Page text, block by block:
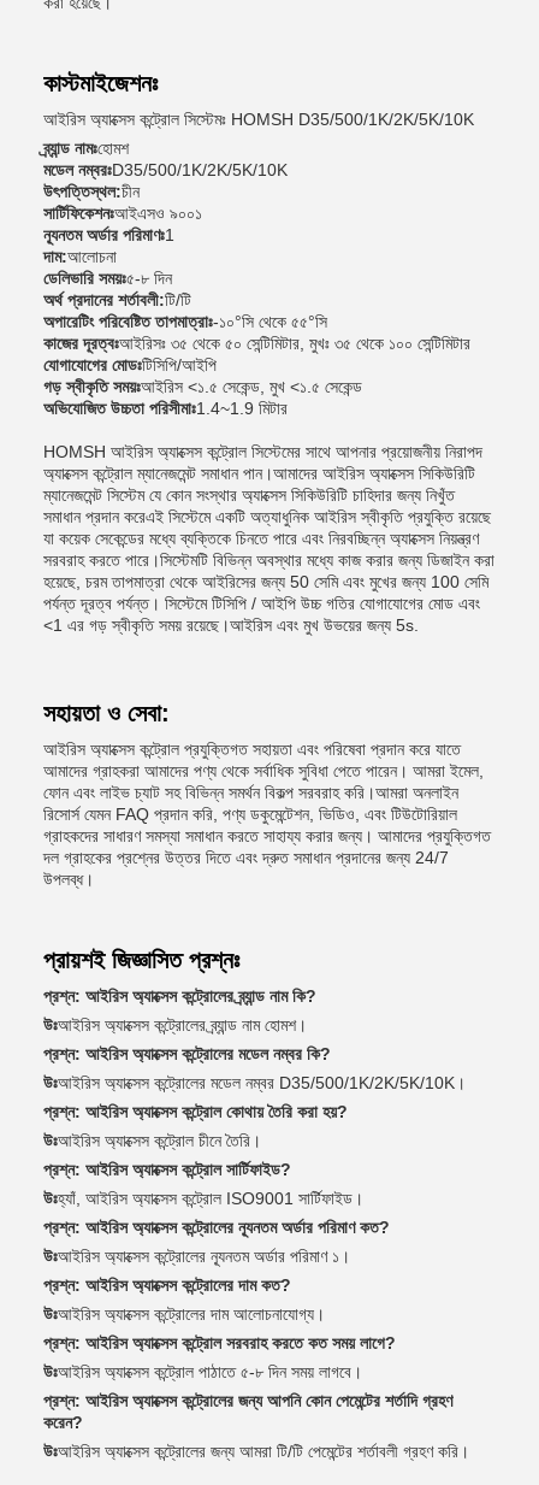
কাস্টমাইজেশনঃ
আইরিস অ্যাক্সেস কন্ট্রোল সিস্টেমঃ HOMSH D35/500/1K/2K/5K/10K
ব্র্যান্ড নামঃহোমশ
মডেল নম্বরঃD35/500/1K/2K/5K/10K
উৎপত্তিস্থল:চীন
সার্টিফিকেশনঃআইএসও ৯০০১
ন্যূনতম অর্ডার পরিমাণঃ1
দাম:আলোচনা
ডেলিভারি সময়ঃ৫-৮ দিন
অর্থ প্রদানের শর্তাবলী:টি/টি
অপারেটিং পরিবেষ্টিত তাপমাত্রাঃ-১০°সি থেকে ৫৫°সি
কাজের দূরত্বঃআইরিসঃ ৩৫ থেকে ৫০ সেন্টিমিটার, মুখঃ ৩৫ থেকে ১০০ সেন্টিমিটার
যোগাযোগের মোডঃটিসিপি/আইপি
গড় স্বীকৃতি সময়ঃআইরিস <১.৫ সেকেন্ড, মুখ <১.৫ সেকেন্ড
অভিযোজিত উচ্চতা পরিসীমাঃ1.4~1.9 মিটার
HOMSH আইরিস অ্যাক্সেস কন্ট্রোল সিস্টেমের সাথে আপনার প্রয়োজনীয় নিরাপদ
অ্যাক্সেস কন্ট্রোল ম্যানেজমেন্ট সমাধান পান।আমাদের আইরিস অ্যাক্সেস সিকিউরিটি
ম্যানেজমেন্ট সিস্টেম যে কোন সংস্থার অ্যাক্সেস সিকিউরিটি চাহিদার জন্য নিখুঁত
সমাধান প্রদান করেএই সিস্টেমে একটি অত্যাধুনিক আইরিস স্বীকৃতি প্রযুক্তি রয়েছে
যা কয়েক সেকেন্ডের মধ্যে ব্যক্তিকে চিনতে পারে এবং নিরবচ্ছিন্ন অ্যাক্সেস নিয়ন্ত্রণ
সরবরাহ করতে পারে।সিস্টেমটি বিভিন্ন অবস্থার মধ্যে কাজ করার জন্য ডিজাইন করা
হয়েছে, চরম তাপমাত্রা থেকে আইরিসের জন্য 50 সেমি এবং মুখের জন্য 100 সেমি
পর্যন্ত দূরত্ব পর্যন্ত। সিস্টেমে টিসিপি / আইপি উচ্চ গতির যোগাযোগের মোড এবং
<1 এর গড় স্বীকৃতি সময় রয়েছে।আইরিস এবং মুখ উভয়ের জন্য 5s.
সহায়তা ও সেবা:
আইরিস অ্যাক্সেস কন্ট্রোল প্রযুক্তিগত সহায়তা এবং পরিষেবা প্রদান করে যাতে
আমাদের গ্রাহকরা আমাদের পণ্য থেকে সর্বাধিক সুবিধা পেতে পারেন। আমরা ইমেল,
ফোন এবং লাইভ চ্যাট সহ বিভিন্ন সমর্থন বিকল্প সরবরাহ করি।আমরা অনলাইন
রিসোর্স যেমন FAQ প্রদান করি, পণ্য ডকুমেন্টেশন, ভিডিও, এবং টিউটোরিয়াল
গ্রাহকদের সাধারণ সমস্যা সমাধান করতে সাহায্য করার জন্য। আমাদের প্রযুক্তিগত
দল গ্রাহকের প্রশ্নের উত্তর দিতে এবং দ্রুত সমাধান প্রদানের জন্য 24/7
উপলব্ধ।
প্রায়শই জিজ্ঞাসিত প্রশ্নঃ
প্রশ্ন: আইরিস অ্যাক্সেস কন্ট্রোলের ব্র্যান্ড নাম কি?
উঃআইরিস অ্যাক্সেস কন্ট্রোলের ব্র্যান্ড নাম হোমশ।
প্রশ্ন: আইরিস অ্যাক্সেস কন্ট্রোলের মডেল নম্বর কি?
উঃআইরিস অ্যাক্সেস কন্ট্রোলের মডেল নম্বর D35/500/1K/2K/5K/10K।
প্রশ্ন: আইরিস অ্যাক্সেস কন্ট্রোল কোথায় তৈরি করা হয়?
উঃআইরিস অ্যাক্সেস কন্ট্রোল চীনে তৈরি।
প্রশ্ন: আইরিস অ্যাক্সেস কন্ট্রোল সার্টিফাইড?
উঃহ্যাঁ, আইরিস অ্যাক্সেস কন্ট্রোল ISO9001 সার্টিফাইড।
প্রশ্ন: আইরিস অ্যাক্সেস কন্ট্রোলের ন্যূনতম অর্ডার পরিমাণ কত?
উঃআইরিস অ্যাক্সেস কন্ট্রোলের ন্যূনতম অর্ডার পরিমাণ ১।
প্রশ্ন: আইরিস অ্যাক্সেস কন্ট্রোলের দাম কত?
উঃআইরিস অ্যাক্সেস কন্ট্রোলের দাম আলোচনাযোগ্য।
প্রশ্ন: আইরিস অ্যাক্সেস কন্ট্রোল সরবরাহ করতে কত সময় লাগে?
উঃআইরিস অ্যাক্সেস কন্ট্রোল পাঠাতে ৫-৮ দিন সময় লাগবে।
প্রশ্ন: আইরিস অ্যাক্সেস কন্ট্রোলের জন্য আপনি কোন পেমেন্টের শর্তাদি গ্রহণ
করেন?
উঃআইরিস অ্যাক্সেস কন্ট্রোলের জন্য আমরা টি/টি পেমেন্টের শর্তাবলী গ্রহণ করি।